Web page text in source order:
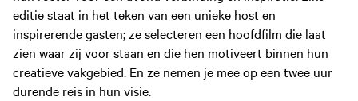
editie staat in het teken van een unieke host en
inspirerende gasten; ze selecteren een hoofdfilm die laat
zien waar zij voor staan en die hen motiveert binnen hun
creatieve vakgebied. En ze nemen je mee op een twee uur
durende reis in hun visie.